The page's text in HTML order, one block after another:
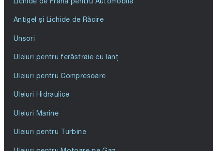
Antigel și Lichide de Răcire
Unsori
Uleiuri pentru ferăstraie cu lanț
Uleiuri pentru Compresoare
Uleiuri Hidraulice
Uleiuri Marine
Uleiuri pentru Turbine